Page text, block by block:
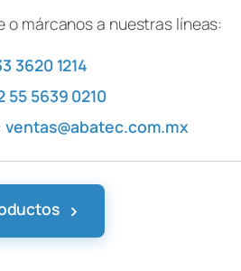
o márcanos a nuestras líneas:
3620 1214
55 5639 0210
ventas@abatec.com.mx
›